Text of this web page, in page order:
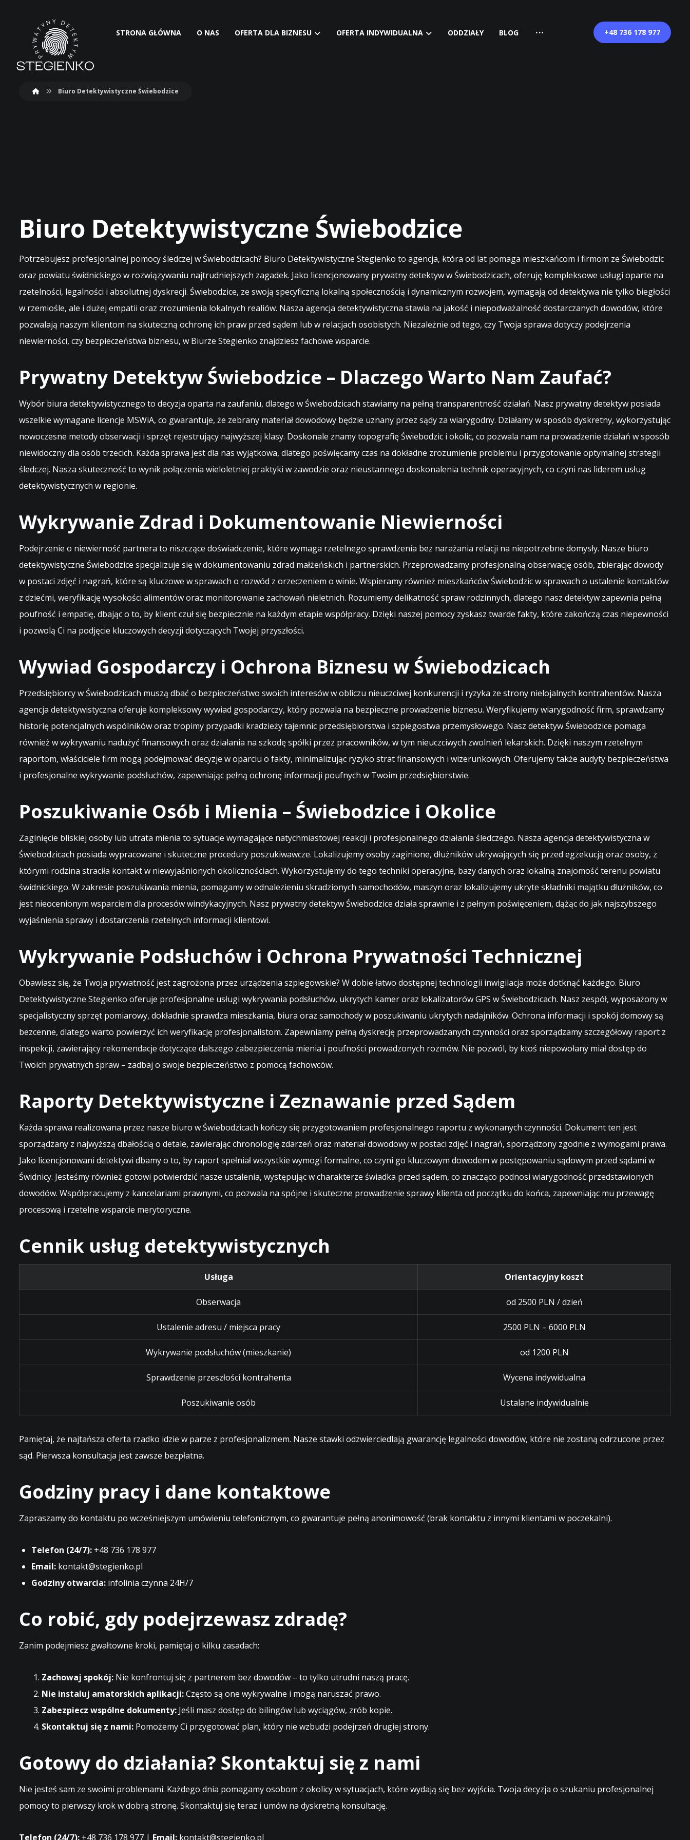
STRONA GŁÓWNA O NAS OFERTA DLA BIZNESU OFERTA INDYWIDUALNA ODDZIAŁY BLOG +48 736 178 977
Biuro Detektywistyczne Świebodzice
Biuro Detektywistyczne Świebodzice
Potrzebujesz profesjonalnej pomocy śledczej w Świebodzicach? Biuro Detektywistyczne Stegienko to agencja, która od lat pomaga mieszkańcom i firmom ze Świebodzic
oraz powiatu świdnickiego w rozwiązywaniu najtrudniejszych zagadek. Jako licencjonowany prywatny detektyw w Świebodzicach, oferuję kompleksowe usługi oparte na
rzetelności, legalności i absolutnej dyskrecji. Świebodzice, ze swoją specyficzną lokalną społecznością i dynamicznym rozwojem, wymagają od detektywa nie tylko biegłości
w rzemiośle, ale i dużej empatii oraz zrozumienia lokalnych realiów. Nasza agencja detektywistyczna stawia na jakość i niepodważalność dostarczanych dowodów, które
pozwalają naszym klientom na skuteczną ochronę ich praw przed sądem lub w relacjach osobistych. Niezależnie od tego, czy Twoja sprawa dotyczy podejrzenia
niewierności, czy bezpieczeństwa biznesu, w Biurze Stegienko znajdziesz fachowe wsparcie.
Prywatny Detektyw Świebodzice – Dlaczego Warto Nam Zaufać?
Wybór biura detektywistycznego to decyzja oparta na zaufaniu, dlatego w Świebodzicach stawiamy na pełną transparentność działań. Nasz prywatny detektyw posiada
wszelkie wymagane licencje MSWiA, co gwarantuje, że zebrany materiał dowodowy będzie uznany przez sądy za wiarygodny. Działamy w sposób dyskretny, wykorzystując
nowoczesne metody obserwacji i sprzęt rejestrujący najwyższej klasy. Doskonale znamy topografię Świebodzic i okolic, co pozwala nam na prowadzenie działań w sposób
niewidoczny dla osób trzecich. Każda sprawa jest dla nas wyjątkowa, dlatego poświęcamy czas na dokładne zrozumienie problemu i przygotowanie optymalnej strategii
śledczej. Nasza skuteczność to wynik połączenia wieloletniej praktyki w zawodzie oraz nieustannego doskonalenia technik operacyjnych, co czyni nas liderem usług
detektywistycznych w regionie.
Wykrywanie Zdrad i Dokumentowanie Niewierności
Podejrzenie o niewierność partnera to niszczące doświadczenie, które wymaga rzetelnego sprawdzenia bez narażania relacji na niepotrzebne domysły. Nasze biuro
detektywistyczne Świebodzice specjalizuje się w dokumentowaniu zdrad małżeńskich i partnerskich. Przeprowadzamy profesjonalną obserwację osób, zbierając dowody
w postaci zdjęć i nagrań, które są kluczowe w sprawach o rozwód z orzeczeniem o winie. Wspieramy również mieszkańców Świebodzic w sprawach o ustalenie kontaktów
z dziećmi, weryfikację wysokości alimentów oraz monitorowanie zachowań nieletnich. Rozumiemy delikatność spraw rodzinnych, dlatego nasz detektyw zapewnia pełną
poufność i empatię, dbając o to, by klient czuł się bezpiecznie na każdym etapie współpracy. Dzięki naszej pomocy zyskasz twarde fakty, które zakończą czas niepewności
i pozwolą Ci na podjęcie kluczowych decyzji dotyczących Twojej przyszłości.
Wywiad Gospodarczy i Ochrona Biznesu w Świebodzicach
Przedsiębiorcy w Świebodzicach muszą dbać o bezpieczeństwo swoich interesów w obliczu nieuczciwej konkurencji i ryzyka ze strony nielojalnych kontrahentów. Nasza
agencja detektywistyczna oferuje kompleksowy wywiad gospodarczy, który pozwala na bezpieczne prowadzenie biznesu. Weryfikujemy wiarygodność firm, sprawdzamy
historię potencjalnych wspólników oraz tropimy przypadki kradzieży tajemnic przedsiębiorstwa i szpiegostwa przemysłowego. Nasz detektyw Świebodzice pomaga
również w wykrywaniu nadużyć finansowych oraz działania na szkodę spółki przez pracowników, w tym nieuczciwych zwolnień lekarskich. Dzięki naszym rzetelnym
raportom, właściciele firm mogą podejmować decyzje w oparciu o fakty, minimalizując ryzyko strat finansowych i wizerunkowych. Oferujemy także audyty bezpieczeństwa
i profesjonalne wykrywanie podsłuchów, zapewniając pełną ochronę informacji poufnych w Twoim przedsiębiorstwie.
Poszukiwanie Osób i Mienia – Świebodzice i Okolice
Zaginięcie bliskiej osoby lub utrata mienia to sytuacje wymagające natychmiastowej reakcji i profesjonalnego działania śledczego. Nasza agencja detektywistyczna w
Świebodzicach posiada wypracowane i skuteczne procedury poszukiwawcze. Lokalizujemy osoby zaginione, dłużników ukrywających się przed egzekucją oraz osoby, z
którymi rodzina straciła kontakt w niewyjaśnionych okolicznościach. Wykorzystujemy do tego techniki operacyjne, bazy danych oraz lokalną znajomość terenu powiatu
świdnickiego. W zakresie poszukiwania mienia, pomagamy w odnalezieniu skradzionych samochodów, maszyn oraz lokalizujemy ukryte składniki majątku dłużników, co
jest nieocenionym wsparciem dla procesów windykacyjnych. Nasz prywatny detektyw Świebodzice działa sprawnie i z pełnym poświęceniem, dążąc do jak najszybszego
wyjaśnienia sprawy i dostarczenia rzetelnych informacji klientowi.
Wykrywanie Podsłuchów i Ochrona Prywatności Technicznej
Obawiasz się, że Twoja prywatność jest zagrożona przez urządzenia szpiegowskie? W dobie łatwo dostępnej technologii inwigilacja może dotknąć każdego. Biuro
Detektywistyczne Stegienko oferuje profesjonalne usługi wykrywania podsłuchów, ukrytych kamer oraz lokalizatorów GPS w Świebodzicach. Nasz zespół, wyposażony w
specjalistyczny sprzęt pomiarowy, dokładnie sprawdza mieszkania, biura oraz samochody w poszukiwaniu ukrytych nadajników. Ochrona informacji i spokój domowy są
bezcenne, dlatego warto powierzyć ich weryfikację profesjonalistom. Zapewniamy pełną dyskrecję przeprowadzanych czynności oraz sporządzamy szczegółowy raport z
inspekcji, zawierający rekomendacje dotyczące dalszego zabezpieczenia mienia i poufności prowadzonych rozmów. Nie pozwól, by ktoś niepowołany miał dostęp do
Twoich prywatnych spraw – zadbaj o swoje bezpieczeństwo z pomocą fachowców.
Raporty Detektywistyczne i Zeznawanie przed Sądem
Każda sprawa realizowana przez nasze biuro w Świebodzicach kończy się przygotowaniem profesjonalnego raportu z wykonanych czynności. Dokument ten jest
sporządzany z najwyższą dbałością o detale, zawierając chronologię zdarzeń oraz materiał dowodowy w postaci zdjęć i nagrań, sporządzony zgodnie z wymogami prawa.
Jako licencjonowani detektywi dbamy o to, by raport spełniał wszystkie wymogi formalne, co czyni go kluczowym dowodem w postępowaniu sądowym przed sądami w
Świdnicy. Jesteśmy również gotowi potwierdzić nasze ustalenia, występując w charakterze świadka przed sądem, co znacząco podnosi wiarygodność przedstawionych
dowodów. Współpracujemy z kancelariami prawnymi, co pozwala na spójne i skuteczne prowadzenie sprawy klienta od początku do końca, zapewniając mu przewagę
procesową i rzetelne wsparcie merytoryczne.
Cennik usług detektywistycznych
Usługa Orientacyjny koszt
Obserwacja od 2500 PLN / dzień
Ustalenie adresu / miejsca pracy 2500 PLN – 6000 PLN
Wykrywanie podsłuchów (mieszkanie) od 1200 PLN
Sprawdzenie przeszłości kontrahenta Wycena indywidualna
Poszukiwanie osób Ustalane indywidualnie
Pamiętaj, że najtańsza oferta rzadko idzie w parze z profesjonalizmem. Nasze stawki odzwierciedlają gwarancję legalności dowodów, które nie zostaną odrzucone przez
sąd. Pierwsza konsultacja jest zawsze bezpłatna.
Godziny pracy i dane kontaktowe
Zapraszamy do kontaktu po wcześniejszym umówieniu telefonicznym, co gwarantuje pełną anonimowość (brak kontaktu z innymi klientami w poczekalni).
Telefon (24/7): +48 736 178 977
Email: kontakt@stegienko.pl
Godziny otwarcia: infolinia czynna 24H/7
Co robić, gdy podejrzewasz zdradę?
Zanim podejmiesz gwałtowne kroki, pamiętaj o kilku zasadach:
Zachowaj spokój: Nie konfrontuj się z partnerem bez dowodów – to tylko utrudni naszą pracę.
Nie instaluj amatorskich aplikacji:Często są one wykrywalne i mogą naruszać prawo.
Zabezpiecz wspólne dokumenty: Jeśli masz dostęp do bilingów lub wyciągów, zrób kopie.
Skontaktuj się z nami: Pomożemy Ci przygotować plan, który nie wzbudzi podejrzeń drugiej strony.
Gotowy do działania? Skontaktuj się z nami
Nie jesteś sam ze swoimi problemami. Każdego dnia pomagamy osobom z okolicy w sytuacjach, które wydają się bez wyjścia. Twoja decyzja o szukaniu profesjonalnej
pomocy to pierwszy krok w dobrą stronę. Skontaktuj się teraz i umów na dyskretną konsultację.
Telefon (24/7): +48 736 178 977 | Email: kontakt@stegienko.pl